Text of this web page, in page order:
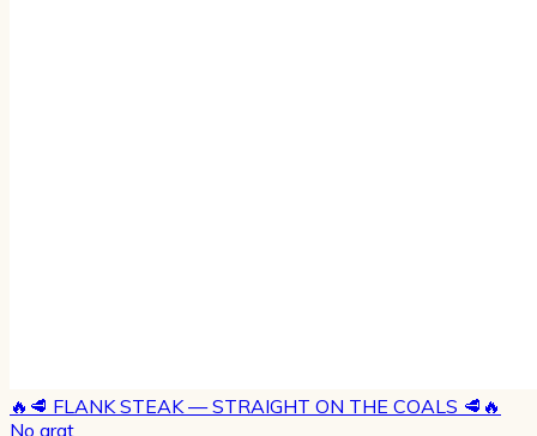
🔥🥩 FLANK STEAK — STRAIGHT ON THE COALS 🥩🔥
No grat